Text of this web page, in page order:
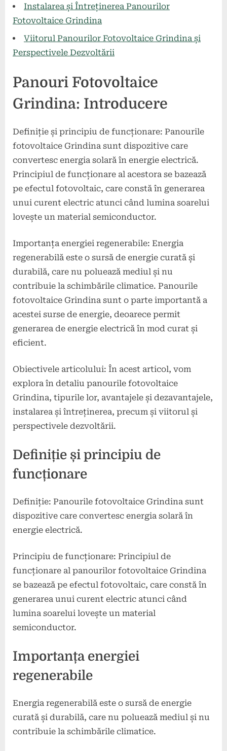
Știți
Instalarea și Întreținerea Panourilor
Fotovoltaice Grindina
Viitorul Panourilor Fotovoltaice Grindina și
Perspectivele Dezvoltării
Panouri Fotovoltaice
Grindina: Introducere
Definiție și principiu de funcționare: Panourile
fotovoltaice Grindina sunt dispozitive care
convertesc energia solară în energie electrică.
Principiul de funcționare al acestora se bazează
pe efectul fotovoltaic, care constă în generarea
unui curent electric atunci când lumina soarelui
lovește un material semiconductor.
Importanța energiei regenerabile: Energia
regenerabilă este o sursă de energie curată și
durabilă, care nu poluează mediul și nu
contribuie la schimbările climatice. Panourile
fotovoltaice Grindina sunt o parte importantă a
acestei surse de energie, deoarece permit
generarea de energie electrică în mod curat și
eficient.
Obiectivele articolului: În acest articol, vom
explora în detaliu panourile fotovoltaice
Grindina, tipurile lor, avantajele și dezavantajele,
instalarea și întreținerea, precum și viitorul și
perspectivele dezvoltării.
Definiție și principiu de
funcționare
Definiție: Panourile fotovoltaice Grindina sunt
dispozitive care convertesc energia solară în
energie electrică.
Principiu de funcționare: Principiul de
funcționare al panourilor fotovoltaice Grindina
se bazează pe efectul fotovoltaic, care constă în
generarea unui curent electric atunci când
lumina soarelui lovește un material
semiconductor.
Importanța energiei
regenerabile
Energia regenerabilă este o sursă de energie
curată și durabilă, care nu poluează mediul și nu
contribuie la schimbările climatice.